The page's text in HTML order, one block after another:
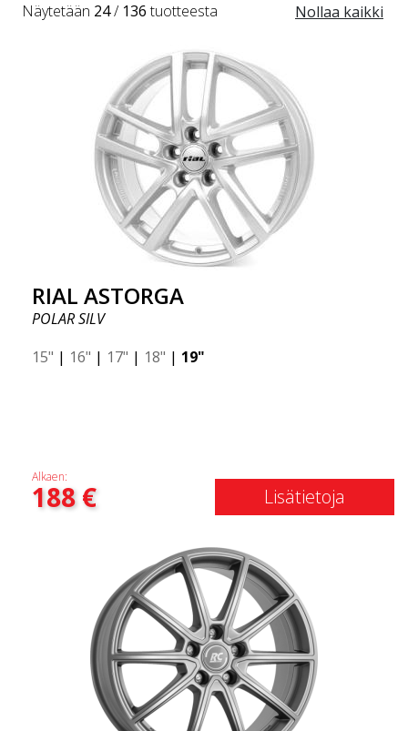
Nollaa kaikki
Näytetään 24/ 136tuotteesta
RIAL ASTORGA
POLAR SILV
15" | 16" | 17" | 18" | 19"
Alkaen:
188€ Lisätietoja